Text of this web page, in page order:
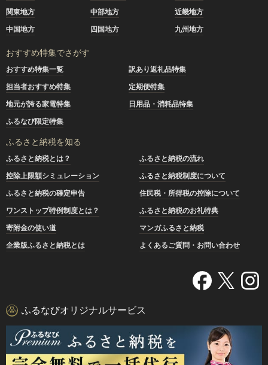
関東地方
中部地方
近畿地方
中国地方
四国地方 九州地方
おすすめ特集でさがす
おすすめ特集一覧
訳あり返礼品特集
担当者おすすめ特集
定期便特集
地元が誇る家電特集
日用品・消耗品特集
ふるなび限定特集
ふるさと納税を知る
ふるさと納税とは？
ふるさと納税の流れ
控除上限額シミュレーション
ふるさと納税制度について
ふるさと納税の確定申告
住民税・所得税の控除について
ワンストップ特例制度とは？
ふるさと納税のお礼特典
寄附金の使い道
マンガふるさと納税
企業版ふるさと納税とは
よくあるご質問・お問い合わせ
ふるなびオリジナルサービス